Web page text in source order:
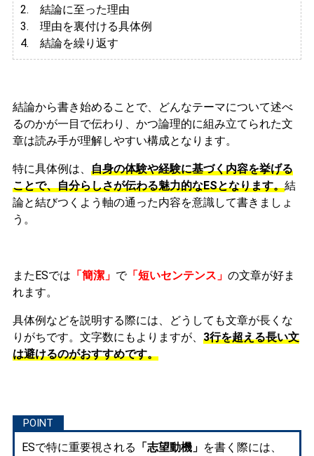
2. 結論に至った理由
3. 理由を裏付ける具体例
4. 結論を繰り返す
結論から書き始めることで、どんなテーマについて述べ
るのかが一目で伝わり、かつ論理的に組み立てられた文
章は読み手が理解しやすい構成となります。
特に具体例は、 自身の体験や経験に基づく内容を挙げる
ことで、自分らしさが伝わる魅力的なESとなります。結
論と結びつくよう軸の通った内容を意識して書きましょ
う。
またESでは 「簡潔」 で「短いセンテンス」 の文章が好ま
れます。
具体例などを説明する際には、どうしても文章が長くな
りがちです。文字数にもよりますが、 3行を超える長い文
は避けるのがおすすめです。
ESで特に重要視される 「志望動機」 を書く際には、